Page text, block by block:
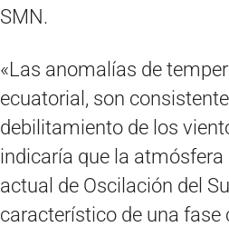
SMN.
«Las anomalías de
ecuatorial, son
debilitamiento de los
indicaría que la
actual de Oscilación del
característico de una fase